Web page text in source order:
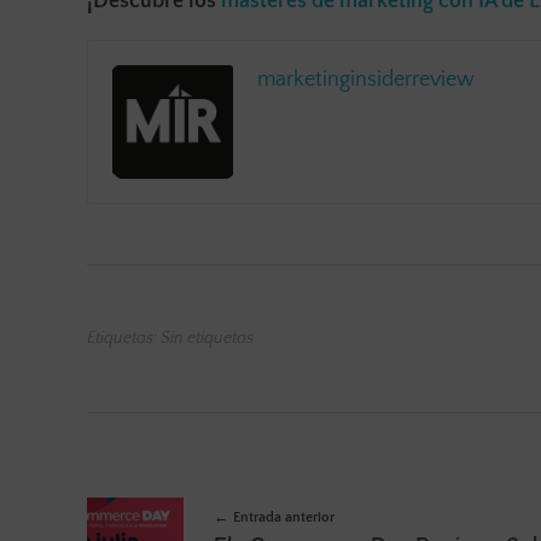
marketinginsiderreview
Etiquetas: Sin etiquetas
Entrada anterior